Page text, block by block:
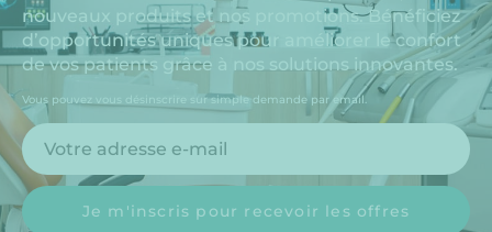
nouveaux produits et nos promotions. Bénéficiez
d’opportunités uniques pour améliorer le confort
de vos patients grâce à nos solutions innovantes.
Vous pouvez vous désinscrire sur simple demande par email.
Je m'inscris pour recevoir les offres